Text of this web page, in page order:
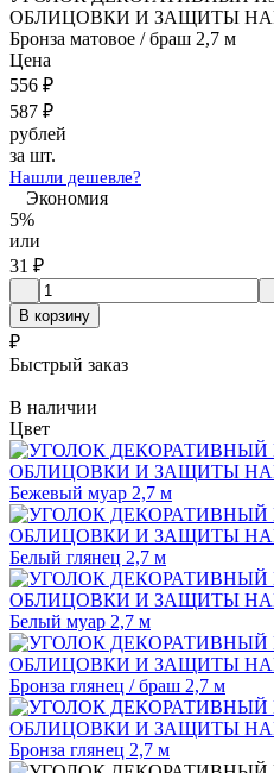
ОБЛИЦОВКИ И ЗАЩИТЫ
Бронза матовое / браш 2,7 м
Цена
556 ₽
587 ₽
рублей
за шт.
Нашли дешевле?
Экономия
5%
или
31 ₽
В корзину
₽
Быстрый заказ
В наличии
Цвет